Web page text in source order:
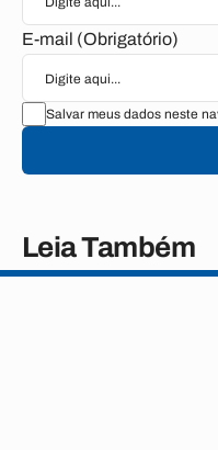
E-mail (Obrigatório)
Salvar meus dados neste
Leia Também